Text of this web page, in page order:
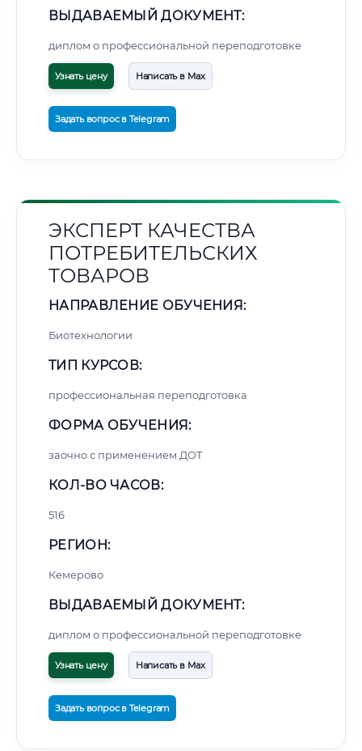
ВЫДАВАЕМЫЙ ДОКУМЕНТ:
диплом о профессиональной переподготовке
Узнать цену Написать в Max
Задать вопрос в Telegram
ЭКСПЕРТ КАЧЕСТВА
ПОТРЕБИТЕЛЬСКИХ
ТОВАРОВ
НАПРАВЛЕНИЕ ОБУЧЕНИЯ:
Биотехнологии
ТИП КУРСОВ:
профессиональная переподготовка
ФОРМА ОБУЧЕНИЯ:
заочно с применением ДОТ
КОЛ-ВО ЧАСОВ:
516
РЕГИОН:
Кемерово
ВЫДАВАЕМЫЙ ДОКУМЕНТ:
диплом о профессиональной переподготовке
Узнать цену Написать в Max
Задать вопрос в Telegram